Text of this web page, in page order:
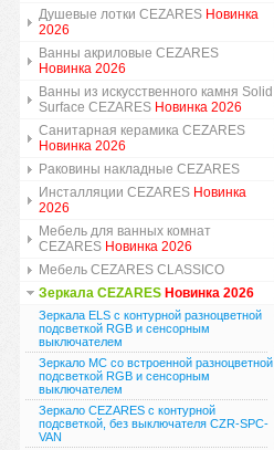
Душевые лотки CEZARES Новинка
2026
Ванны акриловые CEZARES
Новинка 2026
Ванны из искусственного камня Solid
Surface CEZARES Новинка 2026
Санитарная керамика CEZARES
Новинка 2026
Раковины накладные CEZARES
Инсталляции CEZARES Новинка
2026
Мебель для ванных комнат
CEZARES Новинка 2026
Мебель CEZARES CLASSICO
Зеркала CEZARES Новинка 2026
Зеркала ELS с контурной разноцветной
подсветкой RGB и сенсорным
выключателем
Зеркало MC со встроенной разноцветной
подсветкой RGB и сенсорным
выключателем
Зеркало CEZARES с контурной
подсветкой, без выключателя CZR-SPC-
VAN